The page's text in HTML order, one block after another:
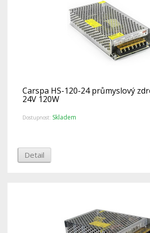
Carspa HS-120-24 průmyslový
24V 120W
Dostupnost: Skladem
Detail